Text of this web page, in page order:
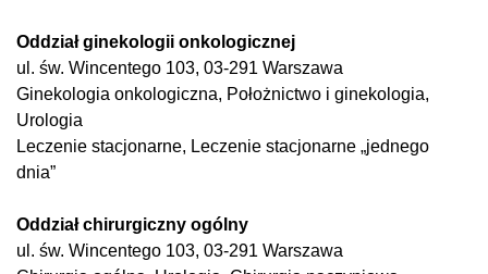
Oddział ginekologii onkologicznej
ul. św. Wincentego 103, 03-291 Warszawa
Ginekologia onkologiczna, Położnictwo i ginekologia,
Urologia
Leczenie stacjonarne, Leczenie stacjonarne „jednego
dnia”
Oddział chirurgiczny ogólny
ul. św. Wincentego 103, 03-291 Warszawa